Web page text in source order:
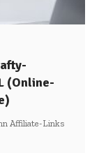
(Online-
Affiliate-Links